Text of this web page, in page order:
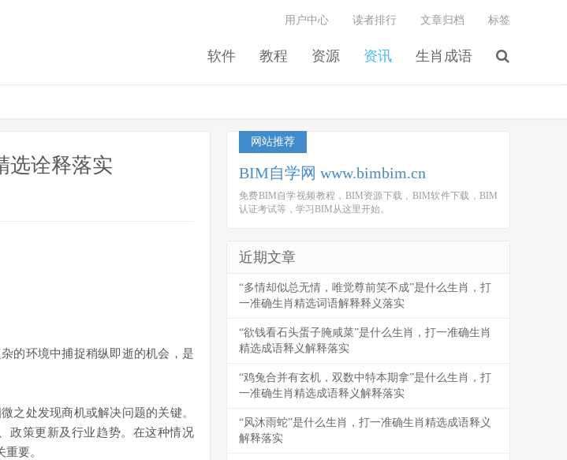
软件 教程 资源 资讯 生肖成语
用户中心 读者排行 文章归档 标签
选诠释落实
的环境中捕捉稍纵即逝的机会，是
之处发现商机或解决问题的关键。
政策更新及行业趋势。在这种情况
要。
网站推荐
BIM自学网 www.bimbim.cn
免费BIM自学视频教程，BIM资源下载，BIM软件下载，BIM
认证考试等，学习BIM从这里开始。
近期文章
“多情却似总无情，唯觉尊前笑不成”是什么生肖，打
一准确生肖精选词语解释释义落实
“欲钱看石头蛋子腌咸菜”是什么生肖，打一准确生肖
精选成语释义解释落实
“鸡兔合并有玄机，双数中特本期拿”是什么生肖，打
一准确生肖精选成语释义解释落实
“风沐雨蛇”是什么生肖，打一准确生肖精选成语释义
解释落实